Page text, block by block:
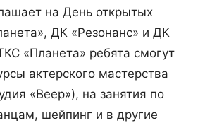
на День открытых
ДК «Резонанс» и ДК
«Планета» ребята смогут
актерского мастерства
«Веер»), на занятия по
шейпинг и в другие